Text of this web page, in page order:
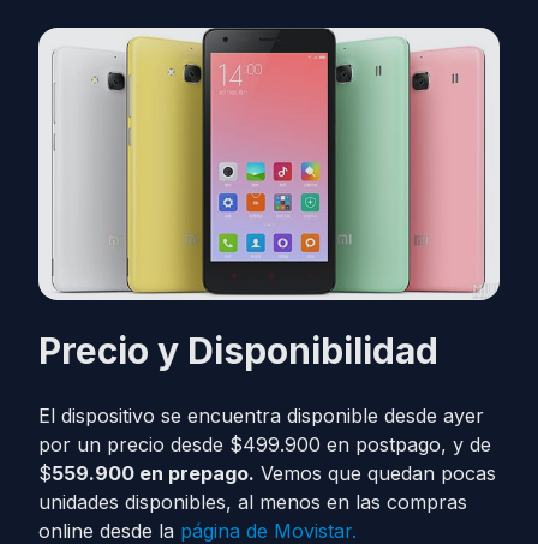
Precio y Disponibilidad
El dispositivo se encuentra disponible desde ayer
por un precio desde $499.900 en postpago, y de
$559.900 en prepago. Vemos que quedan pocas
unidades disponibles, al menos en las compras
online desde la página de Movistar.